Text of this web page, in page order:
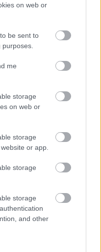
on web or
be sent to
me
storage
on web or
storage
or app.
storage
storage
and other
–
ÉS
kiállításokkal
is díjmentesen
Szólj hozzá!